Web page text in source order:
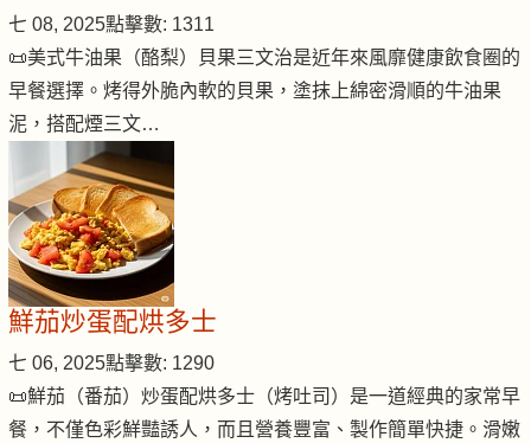
七 08, 2025點擊數: 1311
📜美式牛油果（酪梨）貝果三文治是近年來風靡健康飲食圈的
早餐選擇。烤得外脆內軟的貝果，塗抹上綿密滑順的牛油果
泥，搭配煙三文…
鮮茄炒蛋配烘多士
七 06, 2025點擊數: 1290
📜鮮茄（番茄）炒蛋配烘多士（烤吐司）是一道經典的家常早
餐，不僅色彩鮮豔誘人，而且營養豐富、製作簡單快捷。滑嫩